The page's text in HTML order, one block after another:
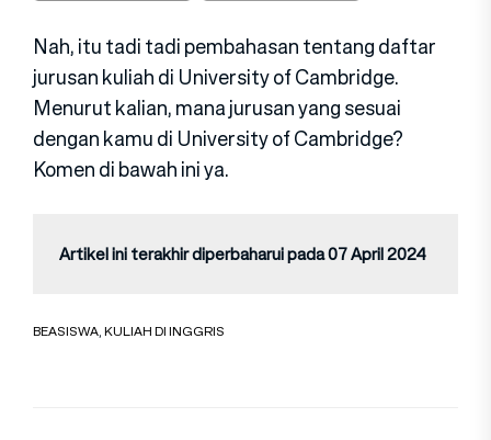
Nah, itu tadi tadi pembahasan tentang daftar
jurusan kuliah di University of Cambridge.
Menurut kalian, mana jurusan yang sesuai
dengan kamu di University of Cambridge?
Komen di bawah ini ya.
Artikel ini terakhir diperbaharui pada 07 April 2024
BEASISWA,KULIAH DI INGGRIS